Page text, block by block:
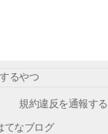
るやつ
規約違反を通報する
てなブログ